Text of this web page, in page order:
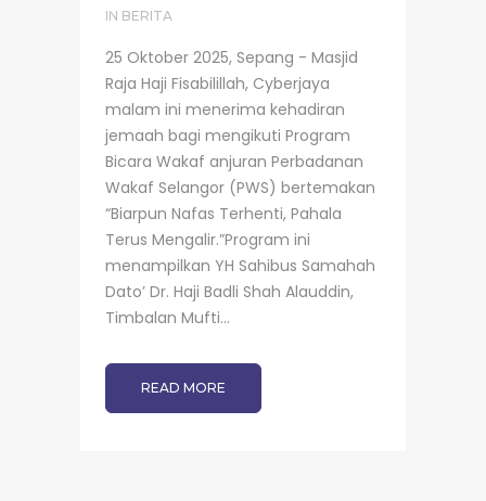
IN BERITA
25 Oktober 2025, Sepang - Masjid
Raja Haji Fisabilillah, Cyberjaya
malam ini menerima kehadiran
jemaah bagi mengikuti Program
Bicara Wakaf anjuran Perbadanan
Wakaf Selangor (PWS) bertemakan
“Biarpun Nafas Terhenti, Pahala
Terus Mengalir.”Program ini
menampilkan YH Sahibus Samahah
Dato’ Dr. Haji Badli Shah Alauddin,
Timbalan Mufti...
READ MORE